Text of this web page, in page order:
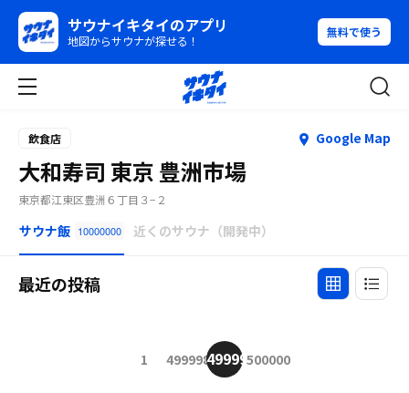
サウナイキタイのアプリ
地図からサウナが探せる！
無料で使う
飲食店 Google Map
大和寿司 東京 豊洲市場
東京都江東区豊洲６丁目３−２
サウナ飯 10000000 近くのサウナ（開発中）
最近の投稿
1 499998499999500000